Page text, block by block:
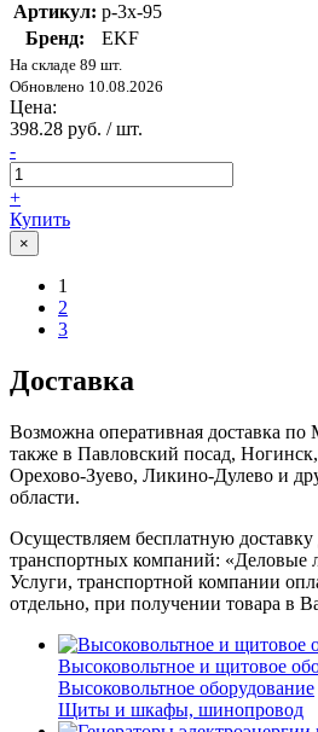
Артикул: p-3x-95
Бренд:
EKF
На складе 89 шт.
Обновлено 10.08.2026
Цена:
398.28 руб. / шт.
-
+
Купить
×
1
2
3
Доставка
Возможна оперативная доставка по
также в Павловский посад,
Орехово-Зуево, Ликино-Дулево и
области.
Осуществляем бесплатную доставку
транспортных компаний:
Услуги, транспортной компании
отдельно, при получении товара в
Высоковольтное и щитовое
Высоковольтное оборудование
Щиты и шкафы, шинопровод